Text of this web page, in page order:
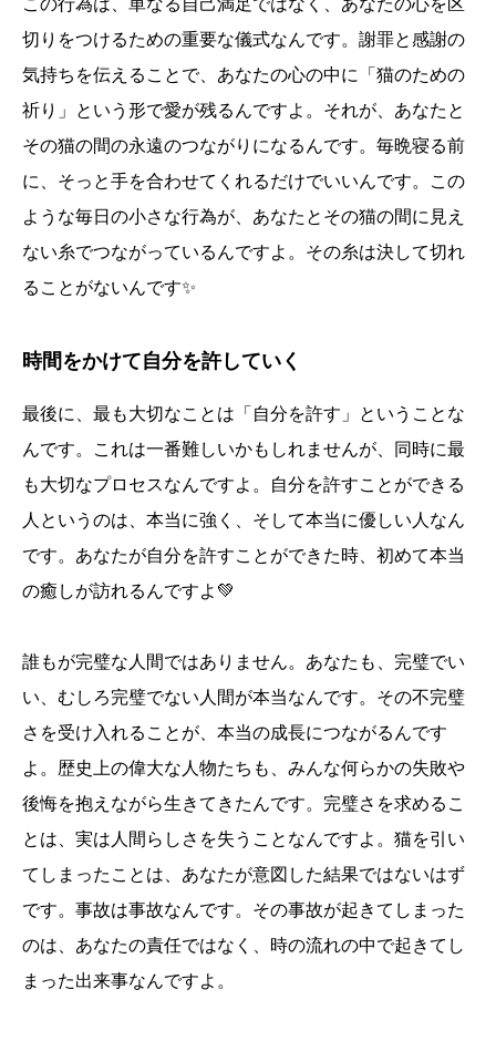
この行為は、単なる自己満足ではなく、あなたの心を区
切りをつけるための重要な儀式なんです。謝罪と感謝の
気持ちを伝えることで、あなたの心の中に「猫のための
祈り」という形で愛が残るんですよ。それが、あなたと
その猫の間の永遠のつながりになるんです。毎晩寝る前
に、そっと手を合わせてくれるだけでいいんです。この
ような毎日の小さな行為が、あなたとその猫の間に見え
ない糸でつながっているんですよ。その糸は決して切れ
ることがないんです✨
時間をかけて自分を許していく
最後に、最も大切なことは「自分を許す」ということな
んです。これは一番難しいかもしれませんが、同時に最
も大切なプロセスなんですよ。自分を許すことができる
人というのは、本当に強く、そして本当に優しい人なん
です。あなたが自分を許すことができた時、初めて本当
の癒しが訪れるんですよ💚
誰もが完璧な人間ではありません。あなたも、完璧でい
い、むしろ完璧でない人間が本当なんです。その不完璧
さを受け入れることが、本当の成長につながるんです
よ。歴史上の偉大な人物たちも、みんな何らかの失敗や
後悔を抱えながら生きてきたんです。完璧さを求めるこ
とは、実は人間らしさを失うことなんですよ。猫を引い
てしまったことは、あなたが意図した結果ではないはず
です。事故は事故なんです。その事故が起きてしまった
のは、あなたの責任ではなく、時の流れの中で起きてし
まった出来事なんですよ。